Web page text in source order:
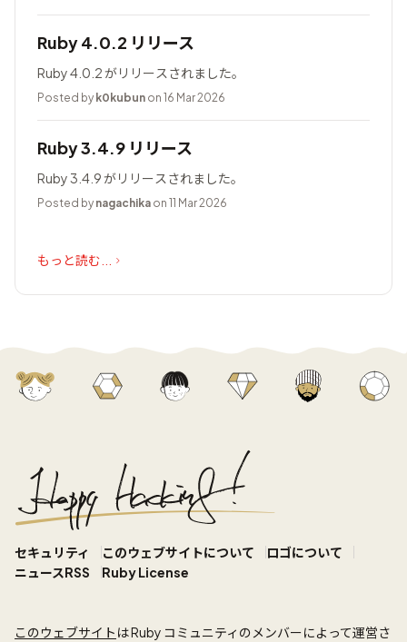
Ruby 4.0.2 リリース
Ruby 4.0.2 がリリースされました。
Posted by k0kubun on 16 Mar 2026
Ruby 3.4.9 リリース
Ruby 3.4.9 がリリースされました。
Posted by nagachika on 11 Mar 2026
もっと読む...
セキュリティ このウェブサイトについて
ロゴについて
ニュースRSS
Ruby License
このウェブサイト は Ruby コミュニティのメンバーによって運営さ